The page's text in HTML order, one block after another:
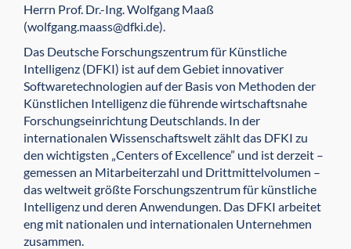
Herrn Prof. Dr.-Ing. Wolfgang Maaß
(wolfgang.maass@dfki.de).
Das Deutsche Forschungszentrum für Künstliche
Intelligenz (DFKI) ist auf dem Gebiet innovativer
Softwaretechnologien auf der Basis von Methoden der
Künstlichen Intelligenz die führende wirtschaftsnahe
Forschungseinrichtung Deutschlands. In der
internationalen Wissenschaftswelt zählt das DFKI zu
den wichtigsten „Centers of Excellence” und ist derzeit –
gemessen an Mitarbeiterzahl und Drittmittelvolumen –
das weltweit größte Forschungszentrum für künstliche
Intelligenz und deren Anwendungen. Das DFKI arbeitet
eng mit nationalen und internationalen Unternehmen
zusammen.